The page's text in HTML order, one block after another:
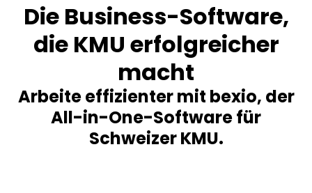
Die Business-Software,
die KMU erfolgreicher
macht
Arbeite effizienter mit bexio, der
All-in-One-Software für
Schweizer KMU.